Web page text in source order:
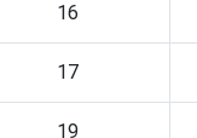
16
17
19